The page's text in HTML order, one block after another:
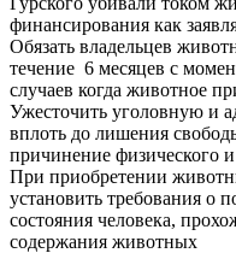
финансирования как
Обязать владельцев
течение 6 месяцев с
случаев когда животное
Ужесточить уголовную и
вплоть до лишения
причинение физического
При приобретении
установить требования о
состояния человека,
содержания животных